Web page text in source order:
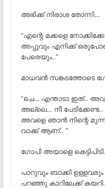
അഭിക്ക് നിരാശ തോന്നി…
“എന്റെ മക്കളെ
അപ്പുവും എനിക്ക്
പേരെയും..”
മാധവന്സങ്കടത്തോടെ
“ചെ… എന്താടാ ഇത്..
അല്ലെ… നീ
അവളെ ഞാന്നിന്റെ
വാക്ക് ആണ്.. ”
ഗോപി അയാളെ
പാറുവും ബാക്കി
പറഞ്ഞു കാറിലേക്ക്